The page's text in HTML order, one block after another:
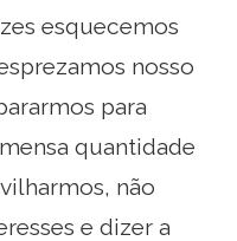
esquecemos
nosso
para
quantidade
não
e dizer a